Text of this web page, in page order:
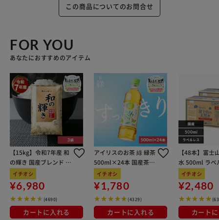
この商品についてのお問合せ
FOR YOU
あなたにおすすめのアイテム
【15kg】令和7年産 和
の輝き 国産ブレンド 5
kg×3袋
イチオシ
¥6,980
(4690)
カートに入れる
アイリスのお茶 綠 緑茶
500ml×24本 国産茶葉
100％使用
イチオシ
¥1,780
(4329)
カートに入れる
【48本】富士
水 500ml ラベ
イチオシ
¥2,480
カート